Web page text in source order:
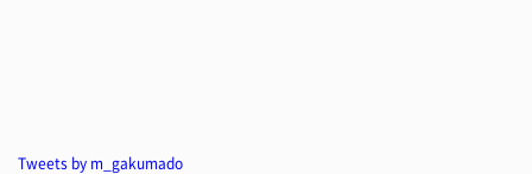
Tweets by m_gakumado